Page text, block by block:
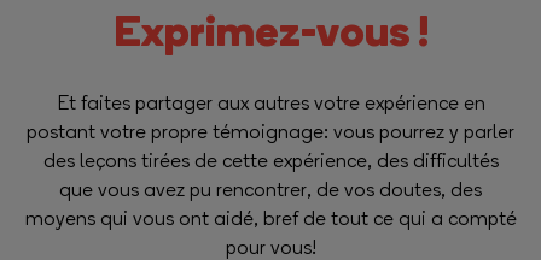
Exprimez-vous !
Et faites partager aux autres votre expérience en
postant votre propre témoignage: vous pourrez y parler
des leçons tirées de cette expérience, des difficultés
que vous avez pu rencontrer, de vos doutes, des
moyens qui vous ont aidé, bref de tout ce qui a compté
pour vous!